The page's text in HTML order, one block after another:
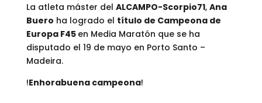
La atleta máster del ALCAMPO-Scorpio71, Ana
Buero ha logrado el título de Campeona de
Europa F45 en Media Maratón que se ha
disputado el 19 de mayo en Porto Santo –
Madeira.
!Enhorabuena campeona!